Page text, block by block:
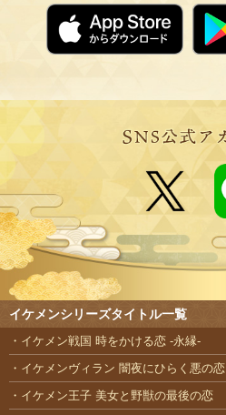
イケメンシリーズタイトル一覧
イケメン戦国 時をかける恋 -永縁-
イケメンヴィラン 闇夜にひらく悪の恋
イケメン王子 美女と野獣の最後の恋